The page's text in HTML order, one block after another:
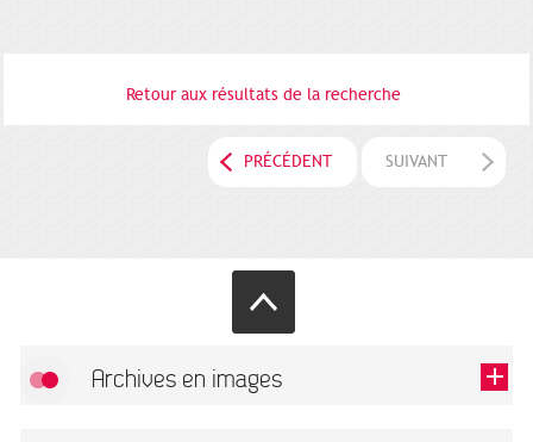
Retour aux résultats de la recherche
PRÉCÉDENT SUIVANT
Archives en images